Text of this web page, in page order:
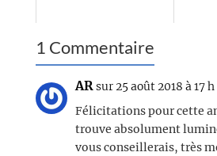
1 Commentaire
ARsur 25 août 2018 à 17
Félicitations pour cette
trouve absolument
vous conseillerais, très